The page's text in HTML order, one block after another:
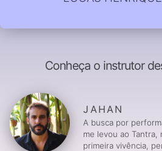
Conheça o instrutor
JAHAN
A busca por
me levou ao Tantra,
primeira vivência,